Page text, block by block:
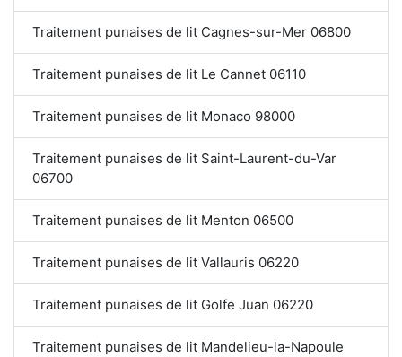
Traitement punaises de lit Cagnes-sur-Mer 06800
Traitement punaises de lit Le Cannet 06110
Traitement punaises de lit Monaco 98000
Traitement punaises de lit Saint-Laurent-du-Var
06700
Traitement punaises de lit Menton 06500
Traitement punaises de lit Vallauris 06220
Traitement punaises de lit Golfe Juan 06220
Traitement punaises de lit Mandelieu-la-Napoule